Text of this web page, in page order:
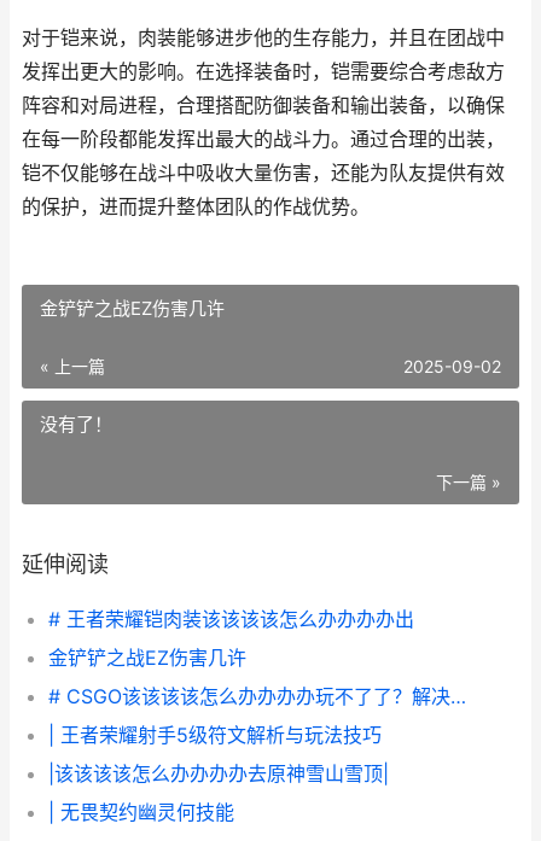
对于铠来说，肉装能够进步他的生存能力，并且在团战中
发挥出更大的影响。在选择装备时，铠需要综合考虑敌方
阵容和对局进程，合理搭配防御装备和输出装备，以确保
在每一阶段都能发挥出最大的战斗力。通过合理的出装，
铠不仅能够在战斗中吸收大量伤害，还能为队友提供有效
的保护，进而提升整体团队的作战优势。
金铲铲之战EZ伤害几许
« 上一篇 2025-09-02
没有了！
下一篇 »
延伸阅读
# 王者荣耀铠肉装该该该该怎么办办办办出
金铲铲之战EZ伤害几许
# CSGO该该该该怎么办办办办玩不了了？解决方案与常见难题解析
| 王者荣耀射手5级符文解析与玩法技巧
|该该该该怎么办办办办去原神雪山雪顶|
| 无畏契约幽灵何技能